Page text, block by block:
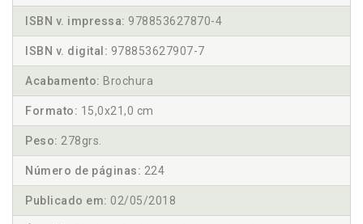
ISBN v. impressa: 978853627870-4
ISBN v. digital: 978853627907-7
Acabamento: Brochura
Formato: 15,0x21,0 cm
Peso: 278grs.
Número de páginas: 224
Publicado em: 02/05/2018